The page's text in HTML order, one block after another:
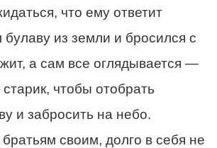
что ему ответит
булаву из земли и бросился с
а сам все оглядывается —
чтобы отобрать
и забросить на небо.
своим, долго в себя не